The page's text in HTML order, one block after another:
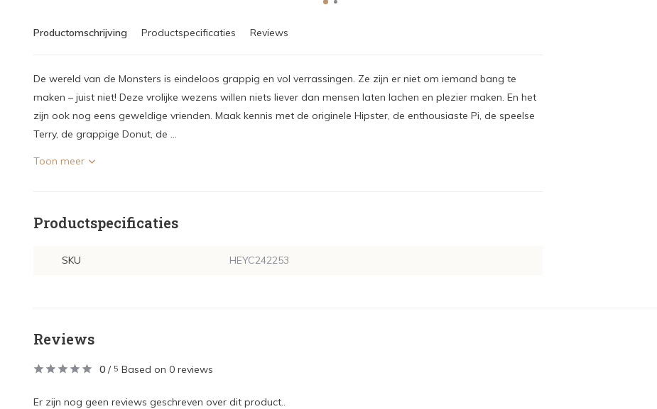
Productomschrijving Productspecificaties Reviews
De wereld van de Monsters is eindeloos grappig en vol verrassingen. Ze zijn er niet om iemand bang te
maken – juist niet! Deze vrolijke wezens willen niets liever dan mensen laten lachen en plezier maken. En het
zijn ook nog eens geweldige vrienden. Maak kennis met de originele Hipster, de enthousiaste Pi, de speelse
Terry, de grappige Donut, de ...
Toon meer
Productspecificaties
SKU HEYC242253
Reviews
0 / 5 Based on 0 reviews
Er zijn nog geen reviews geschreven over dit product..